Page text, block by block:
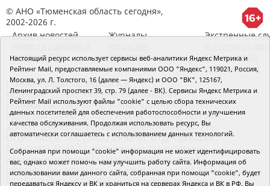
© АНО «Тюменская область сегодня»,
2002-2026 г.
Архив новостей
районов ТО
Журналы
RSS поток
Экстренные
Сведения об
организации
Главный редактор Рябков А.В.
Редакция: 625002, Тюмень, Осипенко, 81,
телефон (3452)49-00-18, e-mail: tumentoday@obl72.ru
Адрес для писем: 625000, Россия, Тюмень, Почтамт,
а/я 371. Для пресс-релизов: tumentoday@obl72.ru.
Отдел писем: тел. (3452) 39-90-59. Отдел рекламы:
тел. (3452) 39-90-51. Регистрация СМИ: Сетевое
издание «Интернет-газета «Тюменская область
сегодня», свидетельство о регистрации СМИ Эл №
ФС77-64918 от 24.02.2016 выдано Федеральной
Настоящий ресурс использует сервисы веб-аналитики Яндекс Метрика и
Рейтинг Mail, предоставляемые компаниями ООО "Яндекс", 119021, Россия,
Москва, ул. Л. Толстого, 16 (далее — Яндекс) и ООО "ВК", 125167,
Ленинградский проспект 39, стр. 79 (далее - ВК). Сервисы Яндекс Метрика и
Рейтинг Mail используют файлы "cookie" с целью сбора технических
данных посетителей для обеспечения работоспособности и улучшения
качества обслуживания. Продолжая использовать ресурс, Вы
автоматически соглашаетесь с использованием данных технологий.
Собранная при помощи "cookie" информация не может идентифицировать
вас, однако может помочь нам улучшить работу сайта. Информация об
использовании вами данного сайта, собранная при помощи "cookie", будет
передаваться Яндексу и ВК и храниться на серверах Яндекса и ВК в РФ. Вы